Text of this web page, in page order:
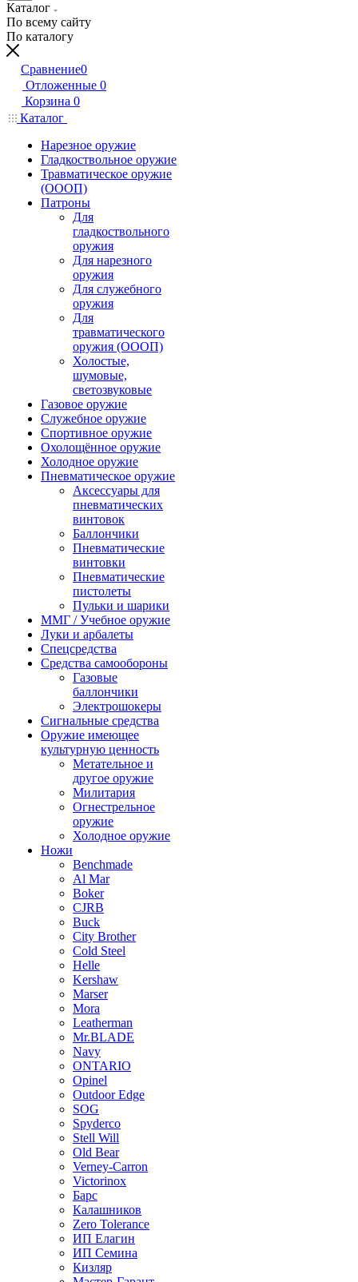
Каталог
По всему сайту
По каталогу
Сравнение0
Отложенные 0
Корзина 0
Каталог
Нарезное оружие
Гладкоствольное оружие
Травматическое оружие
(ОООП)
Патроны
Для
гладкоствольного
оружия
Для нарезного
оружия
Для служебного
оружия
Для
травматического
оружия (ОООП)
Холостые,
шумовые,
светозвуковые
Газовое оружие
Служебное оружие
Спортивное оружие
Охолощённое оружие
Холодное оружие
Пневматическое оружие
Аксессуары для
пневматических
винтовок
Баллончики
Пневматические
винтовки
Пневматические
пистолеты
Пульки и шарики
ММГ / Учебное оружие
Луки и арбалеты
Спецсредства
Средства самообороны
Газовые
баллончики
Электрошокеры
Сигнальные средства
Оружие имеющее
культурную ценность
Метательное и
другое оружие
Милитария
Огнестрельное
оружие
Холодное оружие
Ножи
Benchmade
Al Mar
Boker
CJRB
Buck
City Brother
Cold Steel
Helle
Kershaw
Marser
Mora
Leatherman
Mr.BLADE
Navy
ONTARIO
Opinel
Outdoor Edge
SOG
Spyderco
Stell Will
Old Bear
Verney-Carron
Victorinox
Барс
Калашников
Zero Tolerance
ИП Елагин
ИП Семина
Кизляр